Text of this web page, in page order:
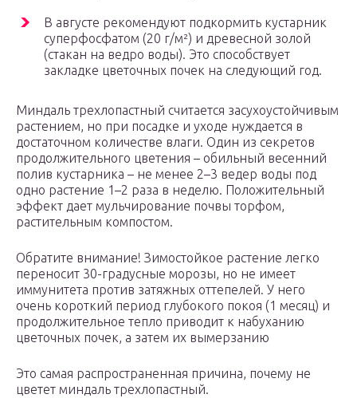
В августе рекомендуют подкормить кустарник
суперфосфатом (20 г/м²) и древесной золой
(стакан на ведро воды). Это способствует
закладке цветочных почек на следующий год.
Миндаль трехлопастный считается засухоустойчивым
растением, но при посадке и уходе нуждается в
достаточном количестве влаги. Один из секретов
продолжительного цветения – обильный весенний
полив кустарника – не менее 2–3 ведер воды под
одно растение 1–2 раза в неделю. Положительный
эффект дает мульчирование почвы торфом,
растительным компостом.
Обратите внимание! Зимостойкое растение легко
переносит 30-градусные морозы, но не имеет
иммунитета против затяжных оттепелей. У него
очень короткий период глубокого покоя (1 месяц) и
продолжительное тепло приводит к набуханию
цветочных почек, а затем их вымерзанию
Это самая распространенная причина, почему не
цветет миндаль трехлопастный.